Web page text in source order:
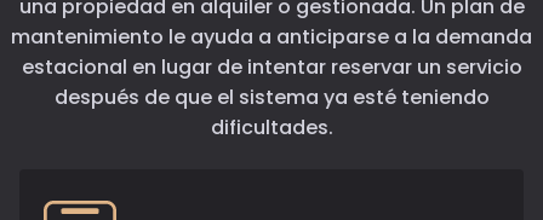
una propiedad en alquiler o gestionada. Un plan de
mantenimiento le ayuda a anticiparse a la demanda
estacional en lugar de intentar reservar un servicio
después de que el sistema ya esté teniendo
dificultades.